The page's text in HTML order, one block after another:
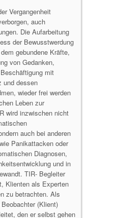
Vergangenheit
auch
Die Aufarbeitung
der Bewusstwerdung
gebundene Kräfte,
von Gedanken,
mit
und dessen
wieder frei werden
Leben zur
wird inzwischen nicht
auch bei anderen
Panikattacken oder
Diagnosen,
und in
TIR- Begleiter
Klienten als Experten
zu betrachten. Als
(Klient)
den er selbst gehen